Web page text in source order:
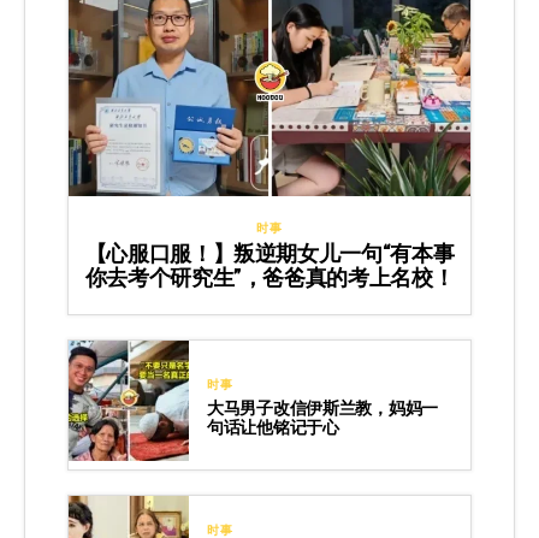
时事
【心服口服！】叛逆期女儿一句“有本事
你去考个研究生”，爸爸真的考上名校！
时事
大马男子改信伊斯兰教，妈妈一
句话让他铭记于心
时事